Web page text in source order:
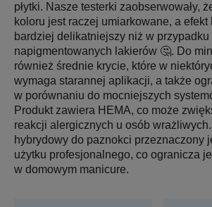
płytki. Nasze testerki zaobserwowały,
koloru jest raczej umiarkowane, a efekt
bardziej delikatniejszy niż w przypadku
napigmentowanych lakierów 🤔. Do
również średnie krycie, które w
wymaga starannej aplikacji, a także
w porównaniu do mocniejszych
Produkt zawiera HEMA, co może
reakcji alergicznych u osób
hybrydowy do paznokci przeznaczony
użytku profesjonalnego, co ogranicza
w domowym manicure.